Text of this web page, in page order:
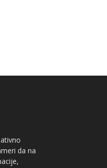
da na